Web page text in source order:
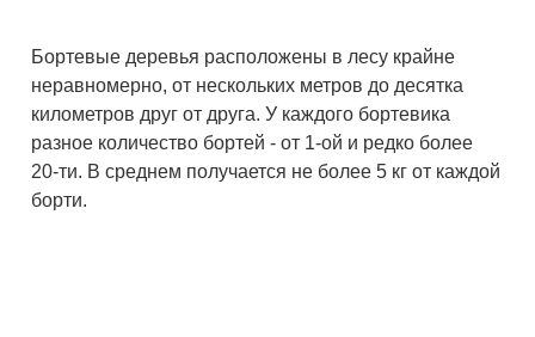
Бортевые деревья расположены в лесу крайне
неравномерно, от нескольких метров до десятка
километров друг от друга. У каждого бортевика
разное количество бортей - от 1-ой и редко более
20-ти. В среднем получается не более 5 кг от каждой
борти.